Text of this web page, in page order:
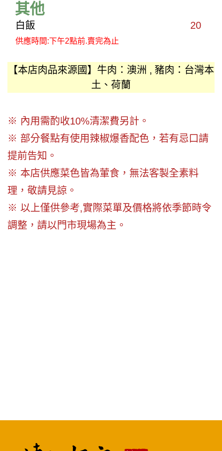
其他
白飯 20
供應時間:下午2點前.賣完為止
【本店肉品來源國】牛肉：澳洲 ‚ 豬肉：台灣本
土、荷蘭
※ 內用需酌收10%清潔費另計。
※ 部分餐點有使用辣椒爆香配色，若有忌口請
提前告知。
※ 本店供應菜色皆為葷食，無法客製全素料
理，敬請見諒。
※ 以上僅供參考,實際菜單及價格將依季節時令
調整，請以門市現場為主。